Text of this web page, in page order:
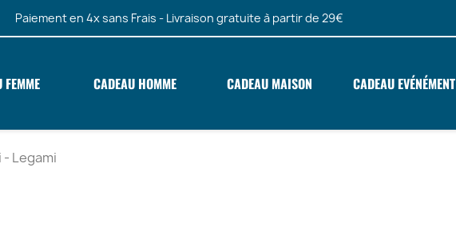
Paiement en 4x sans Frais - Livraison gratuite à partir de 29€
FEMME CADEAU HOMME CADEAU MAISON CADEAU EVÉNÉMENT
Legami